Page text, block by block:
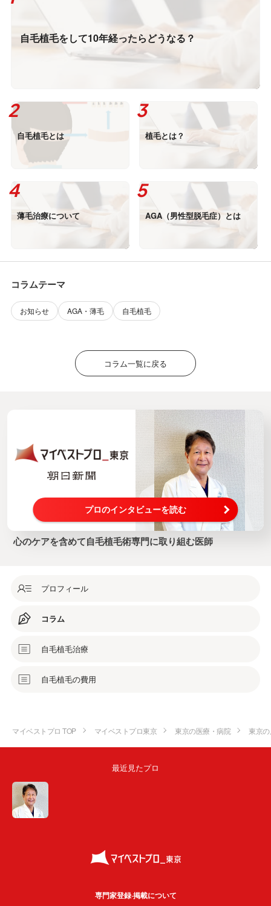
自毛植毛をして10年経ったらどうなる？
自毛植毛とは 植毛とは？
薄毛治療について AGA（男性型脱毛症）とは
コラムテーマ
お知らせ AGA・薄毛 自毛植毛
コラム一覧に戻る
プロのインタビューを読む
心のケアを含めて自毛植毛術専門に取り組む医師
プロフィール
コラム
自毛植毛治療
自毛植毛の費用
マイベストプロ TOP マイベストプロ東京 東京の医療・病院 東京
最近見たプロ
専門家登録·掲載について